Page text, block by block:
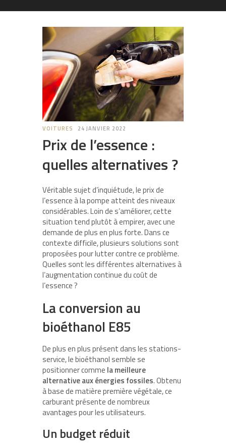
VOITURES 24 JANVIER 2022
Prix de l’essence :
quelles alternatives ?
Véritable sujet d’inquiétude, le prix de
l’essence à la pompe atteint des niveaux
considérables. Loin de s’améliorer, cette
situation tend plutôt à empirer, avec une
demande de plus en plus forte. Dans ce
contexte difficile, plusieurs solutions sont
proposées pour lutter contre ce problème.
Quelles sont les différentes alternatives à
l’augmentation continue du coût de
l’essence ?
La conversion au
bioéthanol E85
De plus en plus présent dans les stations-
service, le bioéthanol semble se
positionner comme la meilleure
alternative aux énergies fossiles. Obtenu
à base de matière première végétale, ce
carburant présente de nombreux
avantages pour les utilisateurs.
Un budget réduit